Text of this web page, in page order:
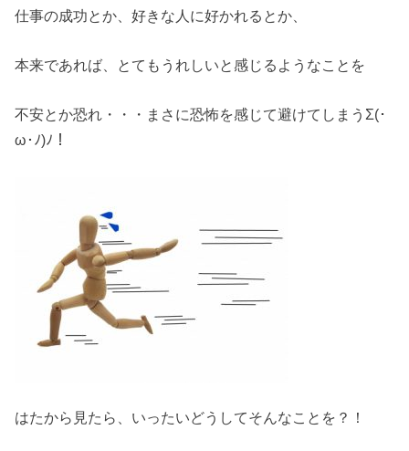
仕事の成功とか、好きな人に好かれるとか、
本来であれば、とてもうれしいと感じるようなことを
不安とか恐れ・・・まさに恐怖を感じて避けてしまうΣ(･
ω･ﾉ)ﾉ！
はたから見たら、いったいどうしてそんなことを？！